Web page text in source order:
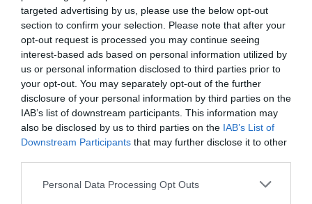
targeted advertising by us, please use the below opt-out
section to confirm your selection. Please note that after your
opt-out request is processed you may continue seeing
interest-based ads based on personal information utilized by
us or personal information disclosed to third parties prior to
your opt-out. You may separately opt-out of the further
disclosure of your personal information by third parties on the
IAB’s list of downstream participants. This information may
also be disclosed by us to third parties on the IAB’s List of
Downstream Participants that may further disclose it to other
Personal Data Processing Opt Outs
nuevas estrellas a su plantilla como Cristiano Ronaldo
y a Jadon Sancho, por el que pagaron 85 millones de
euros al Borussia Dortmund.
El club inglés cuenta con otros patrocinadores
como Adidas, Team Viewer y Texos, junto a otros
espónsors secundarios como Apollo, Canon, Chevrolet,
Chivas, DHL, Ecolab, Konami o Casillero del Diablo.
Añadir2Playbookcomo fuente preferida de Google
de forma gratuita
Mantente informado con las últimas noticias de actualidad.
ACTIVAR AHORA